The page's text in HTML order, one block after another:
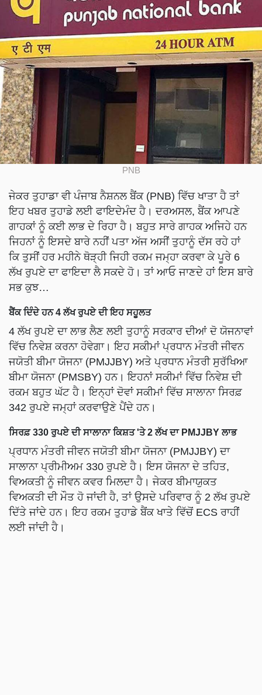
PNB
ਜੇਕਰ ਤੁਹਾਡਾ ਵੀ ਪੰਜਾਬ ਨੈਸ਼ਨਲ ਬੈਂਕ (PNB) ਵਿੱਚ ਖਾਤਾ ਹੈ ਤਾਂ
ਇਹ ਖਬਰ ਤੁਹਾਡੇ ਲਈ ਫਾਇਦੇਮੰਦ ਹੈ। ਦਰਅਸਲ, ਬੈਂਕ ਆਪਣੇ
ਗਾਹਕਾਂ ਨੂੰ ਕਈ ਲਾਭ ਦੇ ਰਿਹਾ ਹੈ। ਬਹੁਤ ਸਾਰੇ ਗਾਹਕ ਅਜਿਹੇ ਹਨ
ਜਿਹਨਾਂ ਨੂੰ ਇਸਦੇ ਬਾਰੇ ਨਹੀਂ ਪਤਾ ਅੱਜ ਅਸੀਂ ਤੁਹਾਨੂੰ ਦੱਸ ਰਹੇ ਹਾਂ
ਕਿ ਤੁਸੀਂ ਹਰ ਮਹੀਨੇ ਥੋੜ੍ਹੀ ਜਿਹੀ ਰਕਮ ਜਮ੍ਹਾ ਕਰਵਾ ਕੇ ਪੂਰੇ 6
ਲੱਖ ਰੁਪਏ ਦਾ ਫਾਇਦਾ ਲੈ ਸਕਦੇ ਹੋ। ਤਾਂ ਆਓ ਜਾਣਦੇ ਹਾਂ ਇਸ ਬਾਰੇ
ਸਭ ਕੁਝ…
ਬੈਂਕ ਦਿੰਦੇ ਹਨ 4 ਲੱਖ ਰੁਪਏ ਦੀ ਇਹ ਸਹੂਲਤ
4 ਲੱਖ ਰੁਪਏ ਦਾ ਲਾਭ ਲੈਣ ਲਈ ਤੁਹਾਨੂੰ ਸਰਕਾਰ ਦੀਆਂ ਦੋ ਯੋਜਨਾਵਾਂ
ਵਿੱਚ ਨਿਵੇਸ਼ ਕਰਨਾ ਹੋਵੇਗਾ। ਇਹ ਸਕੀਮਾਂ ਪ੍ਰਧਾਨ ਮੰਤਰੀ ਜੀਵਨ
ਜਯੋਤੀ ਬੀਮਾ ਯੋਜਨਾ (PMJJBY) ਅਤੇ ਪ੍ਰਧਾਨ ਮੰਤਰੀ ਸੁਰੱਖਿਆ
ਬੀਮਾ ਯੋਜਨਾ (PMSBY) ਹਨ। ਇਹਨਾਂ ਸਕੀਮਾਂ ਵਿੱਚ ਨਿਵੇਸ਼ ਦੀ
ਰਕਮ ਬਹੁਤ ਘੱਟ ਹੈ। ਇਨ੍ਹਾਂ ਦੋਵਾਂ ਸਕੀਮਾਂ ਵਿੱਚ ਸਾਲਾਨਾ ਸਿਰਫ਼
342 ਰੁਪਏ ਜਮ੍ਹਾਂ ਕਰਵਾਉਣੇ ਪੈਂਦੇ ਹਨ।
ਸਿਰਫ਼ 330 ਰੁਪਏ ਦੀ ਸਾਲਾਨਾ ਕਿਸ਼ਤ 'ਤੇ 2 ਲੱਖ ਦਾ PMJJBY ਲਾਭ
ਪ੍ਰਧਾਨ ਮੰਤਰੀ ਜੀਵਨ ਜਯੋਤੀ ਬੀਮਾ ਯੋਜਨਾ (PMJJBY) ਦਾ
ਸਾਲਾਨਾ ਪ੍ਰੀਮੀਅਮ 330 ਰੁਪਏ ਹੈ। ਇਸ ਯੋਜਨਾ ਦੇ ਤਹਿਤ,
ਵਿਅਕਤੀ ਨੂੰ ਜੀਵਨ ਕਵਰ ਮਿਲਦਾ ਹੈ। ਜੇਕਰ ਬੀਮਾਯੁਕਤ
ਵਿਅਕਤੀ ਦੀ ਮੌਤ ਹੋ ਜਾਂਦੀ ਹੈ, ਤਾਂ ਉਸਦੇ ਪਰਿਵਾਰ ਨੂੰ 2 ਲੱਖ ਰੁਪਏ
ਦਿੱਤੇ ਜਾਂਦੇ ਹਨ। ਇਹ ਰਕਮ ਤੁਹਾਡੇ ਬੈਂਕ ਖਾਤੇ ਵਿੱਚੋਂ ECS ਰਾਹੀਂ
ਲਈ ਜਾਂਦੀ ਹੈ।